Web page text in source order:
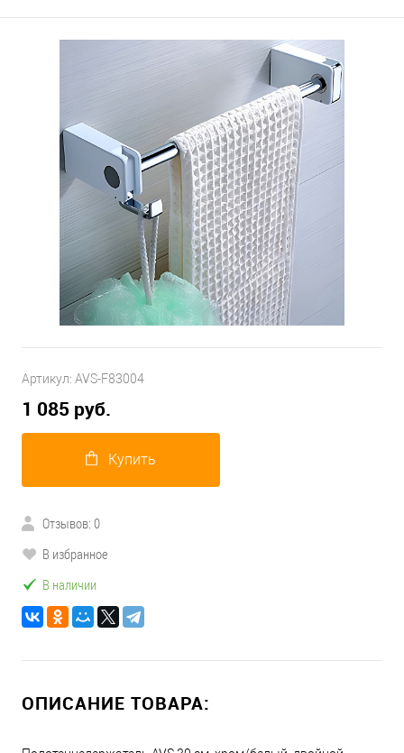
Артикул: AVS-F83004
1 085 руб.
Купить
Отзывов: 0
В избранное
В наличии
ОПИСАНИЕ ТОВАРА: